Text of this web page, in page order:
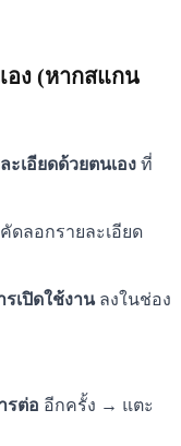
อง (หากสแกน
ะเอียดด้วยตนเอง ที่
ดลอกรายละเอียด
รเปิดใช้งานลงในช่อง
รต่อ อีกครั้ง → แตะ